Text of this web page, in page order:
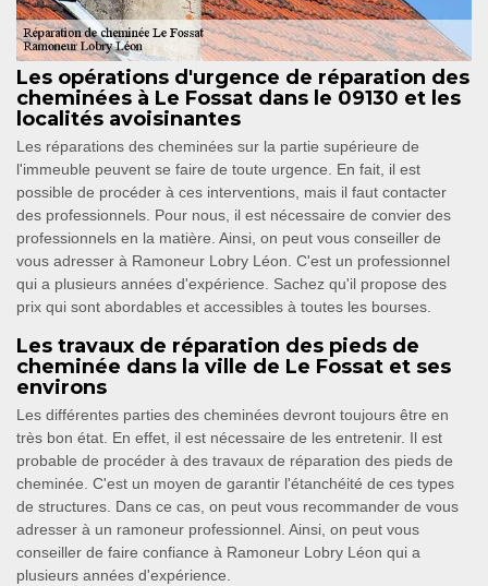
Les opérations d'urgence de réparation des
cheminées à Le Fossat dans le 09130 et les
localités avoisinantes
Les réparations des cheminées sur la partie supérieure de
l'immeuble peuvent se faire de toute urgence. En fait, il est
possible de procéder à ces interventions, mais il faut contacter
des professionnels. Pour nous, il est nécessaire de convier des
professionnels en la matière. Ainsi, on peut vous conseiller de
vous adresser à Ramoneur Lobry Léon. C'est un professionnel
qui a plusieurs années d'expérience. Sachez qu'il propose des
prix qui sont abordables et accessibles à toutes les bourses.
Les travaux de réparation des pieds de
cheminée dans la ville de Le Fossat et ses
environs
Les différentes parties des cheminées devront toujours être en
très bon état. En effet, il est nécessaire de les entretenir. Il est
probable de procéder à des travaux de réparation des pieds de
cheminée. C'est un moyen de garantir l'étanchéité de ces types
de structures. Dans ce cas, on peut vous recommander de vous
adresser à un ramoneur professionnel. Ainsi, on peut vous
conseiller de faire confiance à Ramoneur Lobry Léon qui a
plusieurs années d'expérience.